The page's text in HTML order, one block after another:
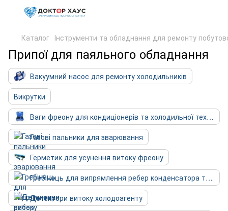
Каталог Інструменти та обладнання для ремонту
Припої для паяльного обладнання
Вакуумний насос для ремонту холодильників
Викрутки
Ваги фреону для кондиціонерів та холодильної техніки
Газові пальники для зварювання
Герметик для усунення витоку фреону
Гребінець для випрямлення ребер конденсатора та випарника
Детектори витоку холодоагенту